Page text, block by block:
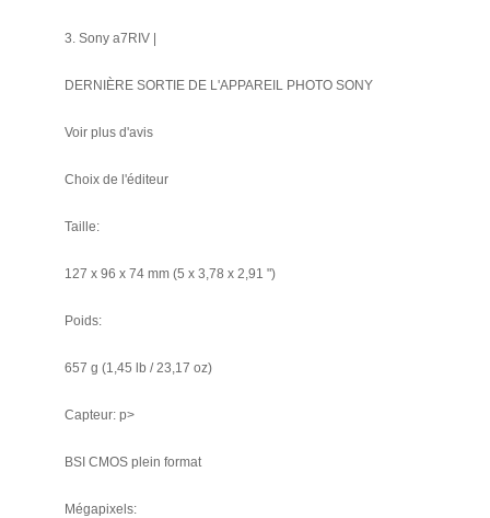
3. Sony a7RIV |
DERNIÈRE SORTIE DE L'APPAREIL PHOTO SONY
Voir plus d'avis
Choix de l'éditeur
Taille:
127 x 96 x 74 mm (5 x 3,78 x 2,91 ")
Poids:
657 g (1,45 lb / 23,17 oz)
Capteur: p>
BSI CMOS plein format
Mégapixels: